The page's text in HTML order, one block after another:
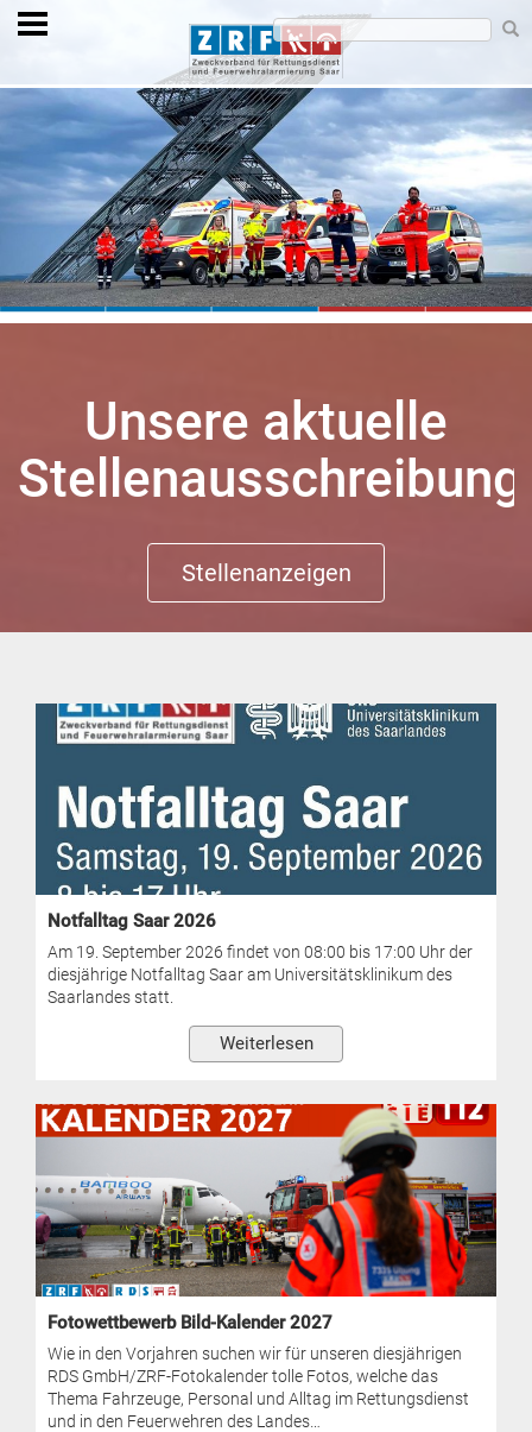
Unsere aktuelle
Stellenanzeigen
Notfalltag Saar 2026
Am 19. September 2026 findet von 08:00 bis 17:00 Uhr der
diesjährige Notfalltag Saar am Universitätsklinikum des
Saarlandes statt.
Weiterlesen
Fotowettbewerb Bild-Kalender 2027
Wie in den Vorjahren suchen wir für unseren diesjährigen
RDS GmbH/ZRF-Fotokalender tolle Fotos, welche das
Thema Fahrzeuge, Personal und Alltag im Rettungsdienst
und in den Feuerwehren des Landes…